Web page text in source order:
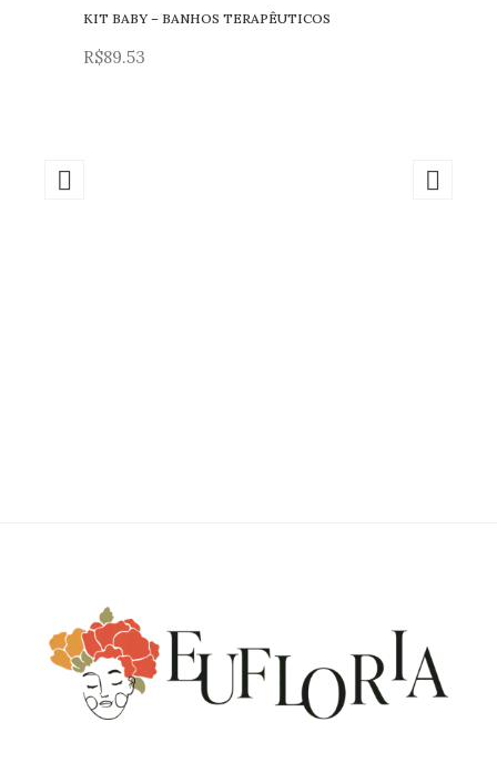
KIT BABY – BANHOS TERAPÊUTICOS
R$89.53
Adicionar